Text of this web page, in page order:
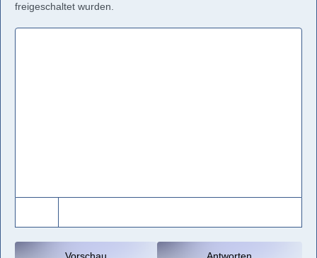
freigeschaltet wurden.